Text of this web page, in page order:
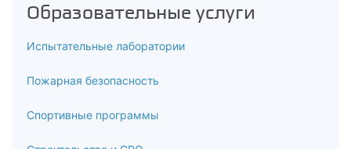
Образовательные услуги
Испытательные лаборатории
Пожарная безопасность
Спортивные программы